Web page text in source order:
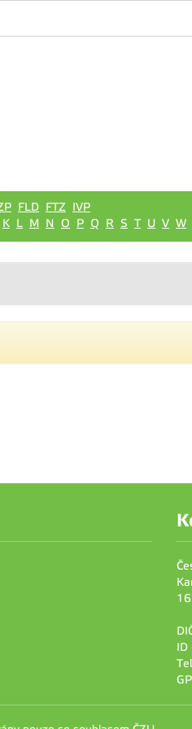
FLD FTZ IVP
K L M N O P Q R S T U V W
ID